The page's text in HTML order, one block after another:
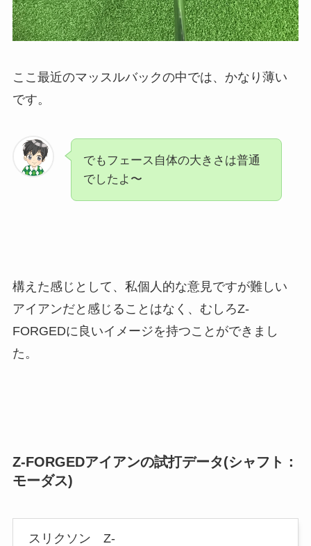
ここ最近のマッスルバックの中では、かなり薄い
です。
でもフェース自体の大きさは普通
でしたよ〜
構えた感じとして、私個人的な意見ですが難しい
アイアンだと感じることはなく、むしろZ-
FORGEDに良いイメージを持つことができまし
た。
Z-FORGEDアイアンの試打データ(シャフト：
モーダス)
スリクソン Z-